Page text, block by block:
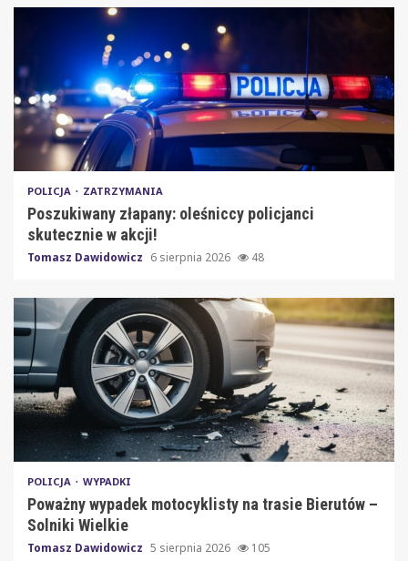
POLICJA ZATRZYMANIA
Poszukiwany złapany: oleśniccy policjanci
skutecznie w akcji!
Tomasz Dawidowicz 6 sierpnia 2026 48
POLICJA WYPADKI
Poważny wypadek motocyklisty na trasie Bierutów –
Solniki Wielkie
Tomasz Dawidowicz 5 sierpnia 2026 105